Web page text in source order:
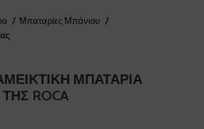
Μπαταρίες Μπάνιου
ΜΠΑΤΑΡΙΑ
ROCA